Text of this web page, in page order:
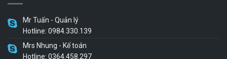
Mr Tuấn - Quản lý
Hotline: 0984.330.139
Mrs Nhung - Kế toán
Hotline: 0364.458.297